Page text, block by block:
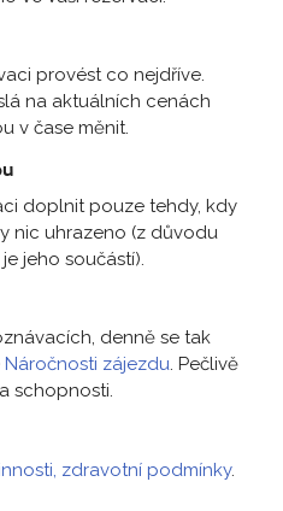
provést co nejdříve.
na aktuálních cenách
v čase měnit.
doplnit pouze tehdy, kdy
nic uhrazeno (z důvodu
jeho součástí).
denně se tak
Náročnosti zájezdu. Pečlivě
schopnosti.
zdravotní podmínky.